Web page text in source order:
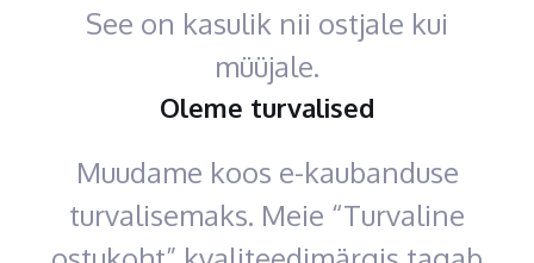
See on kasulik nii ostjale kui
müüjale.
Oleme turvalised
Muudame koos e-kaubanduse
turvalisemaks. Meie “Turvaline